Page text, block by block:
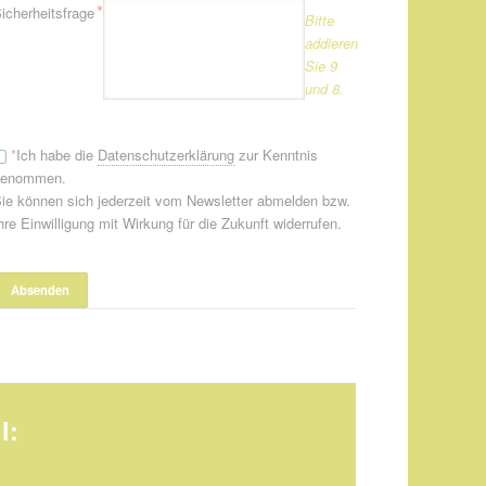
*
Bitte
addieren
Sie 9
und 8.
*Ich habe die Datenschutzerklärungzur Kenntnis
können sich jederzeit vom Newsletter abmelden bzw.
Einwilligung mit Wirkung für die Zukunft widerrufen.